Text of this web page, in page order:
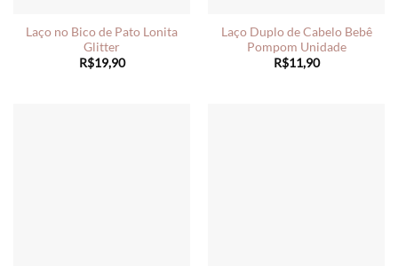
Laço no Bico de Pato Lonita
Glitter
R$19,90
Laço Duplo de Cabelo Bebê
Pompom Unidade
R$11,90